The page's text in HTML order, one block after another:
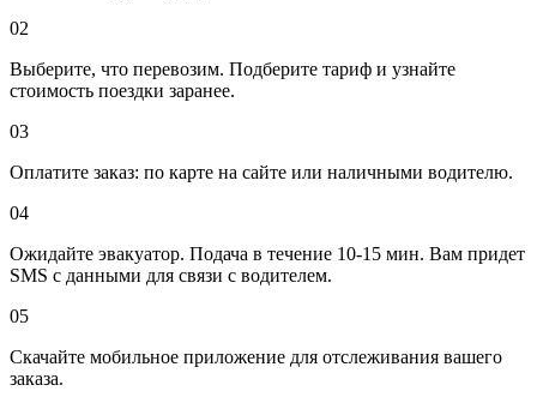
02
Выберите, что перевозим. Подберите тариф и узнайте
стоимость поездки заранее.
03
Оплатите заказ: по карте на сайте или наличными водителю.
04
Ожидайте эвакуатор. Подача в течение 10-15 мин. Вам придет
SMS с данными для связи с водителем.
05
Скачайте мобильное приложение для отслеживания вашего
заказа.